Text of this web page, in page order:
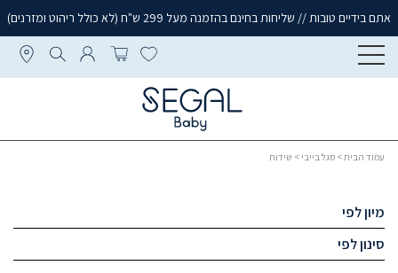
אתם בידיים טובות // שליחות בחינם בהזמנה מעל 299 ש"ח (לא כולל ריהוט ומזרנים)
עמוד הבית> סגל בייבי > שידות
מיון לפי
סינון לפי